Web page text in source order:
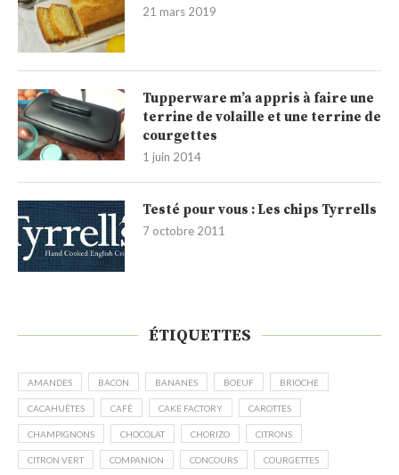
21 mars 2019
Tupperware m’a appris à faire une
terrine de volaille et une terrine de
courgettes
1 juin 2014
Testé pour vous : Les chips Tyrrells
7 octobre 2011
ÉTIQUETTES
AMANDES BACON BANANES BOEUF BRIOCHE
CACAHUÈTES CAFÉ CAKE FACTORY CAROTTES
CHAMPIGNONS CHOCOLAT CHORIZO CITRONS
CITRON VERT COMPANION CONCOURS COURGETTES